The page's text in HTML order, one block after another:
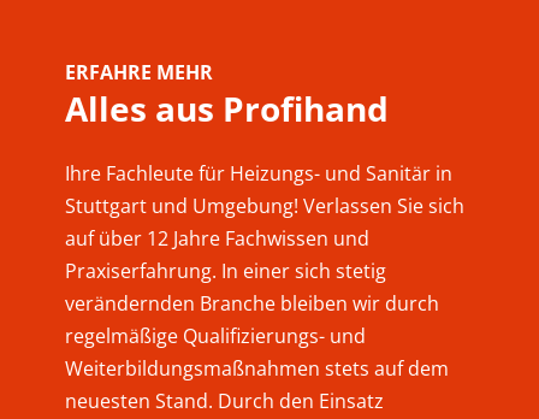
ERFAHRE MEHR
Alles aus Profihand
Ihre Fachleute für Heizungs- und Sanitär in
Stuttgart und Umgebung! Verlassen Sie sich
auf über 12 Jahre Fachwissen und
Praxiserfahrung. In einer sich stetig
verändernden Branche bleiben wir durch
regelmäßige Qualifizierungs- und
Weiterbildungsmaßnahmen stets auf dem
neuesten Stand. Durch den Einsatz